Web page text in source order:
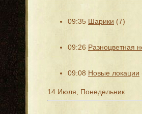
09:35 Шарики (7)
09:26 Разноцветная
09:08 Новые локации
14 Июля, Понедельник